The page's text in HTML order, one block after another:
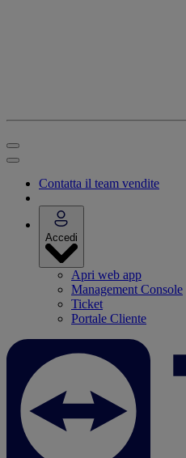
Contatta il team vendite
Accedi
Apri web app
Management Console
Ticket
Portale Cliente